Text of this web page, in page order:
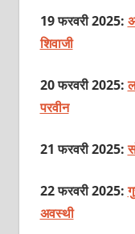
19 फरवरी 2025:
शिवाजी
20 फरवरी 2025:
परवीन
21 फरवरी 2025:
22 फरवरी 2025:
अवस्थी